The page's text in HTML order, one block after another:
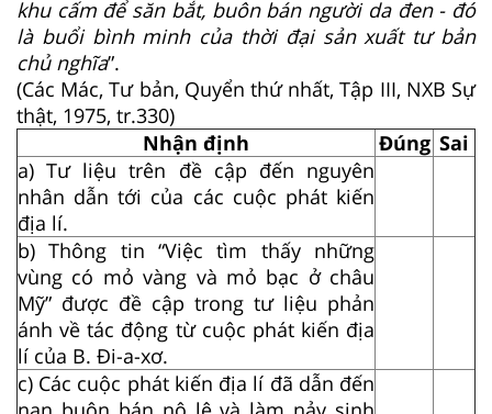
khu cấm để săn bắt, buôn bán người da đen - đó
là buổi bình minh của thời đại sản xuất tư bản
chủ nghĩa”.
(Các Mác, Tư bản, Quyển thứ nhất, Tập III, NXB Sự
thật, 1975, tr.330)
Nhận định
Đúng Sai
a) Tư liệu trên đề cập đến nguyên
nhân dẫn tới của các cuộc phát kiến
địa lí.
b) Thông tin “Việc tìm thấy những
vùng có mỏ vàng và mỏ bạc ở châu
Mỹ” được đề cập trong tư liệu phản
ánh về tác động từ cuộc phát kiến địa
lí của B. Đi-a-xơ.
c) Các cuộc phát kiến địa lí đã dẫn đến